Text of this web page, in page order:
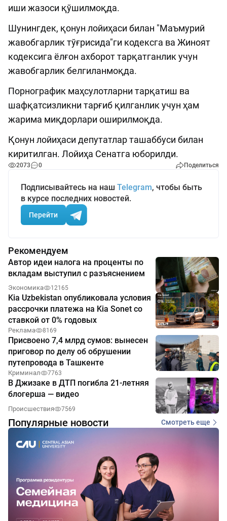
иши жазоси қўшилмоқда.
Шунингдек, қонун лойиҳаси билан "Маъмурий
жавобгарлик тўғрисида"ги кодексга ва Жиноят
кодексига ёлғон ахборот тарқатганлик учун
жавобгарлик белгиланмоқда.
Порнографик маҳсулотларни тарқатиш ва
шафқатсизликни тарғиб қилганлик учун ҳам
жарима миқдорлари оширилмоқда.
Қонун лойиҳаси депутатлар ташаббуси билан
киритилган. Лойиҳа Сенатга юборилди.
2073 0 Поделиться
Подписывайтесь на наш Telegram, чтобы быть
в курсе последних новостей.
Перейти
Рекомендуем
Автор идеи налога на проценты по
вкладам выступил с разъяснением
Экономика 12165
Kia Uzbekistan опубликовала условия
рассрочки платежа на Kia Sonet со
ставкой от 0% годовых
Реклама 8169
Присвоено 7,4 млрд сумов: вынесен
приговор по делу об обрушении
путепровода в Ташкенте
Криминал 7763
В Джизаке в ДТП погибла 21-летняя
блогерша — видео
Происшествия 7569
Популярные новости Смотреть еще